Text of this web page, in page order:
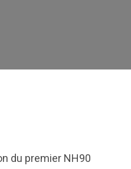
du premier NH90